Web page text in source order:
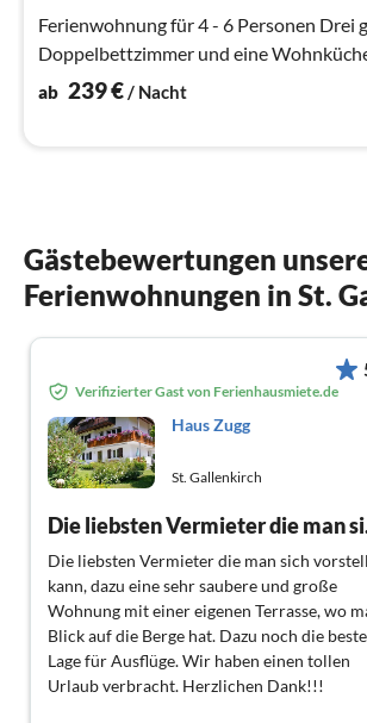
Ferienwohnung für 4 - 6 Personen Drei getrennte
Doppelbettzimmer und eine
ab 239€ / Nacht
Gästebewertungen
Ferienwohnungen in St.
Verifizierter Gast von Ferienhausmiete.de
Haus Zugg
St. Gallenkirch
Die liebsten Vermieter die
Die liebsten Vermieter die man sich
kann, dazu eine sehr saubere und große
Wohnung mit einer eigenen Terrasse, wo
Blick auf die Berge hat. Dazu noch die beste
Lage für Ausflüge. Wir haben einen tollen
Urlaub verbracht. Herzlichen Dank!!!